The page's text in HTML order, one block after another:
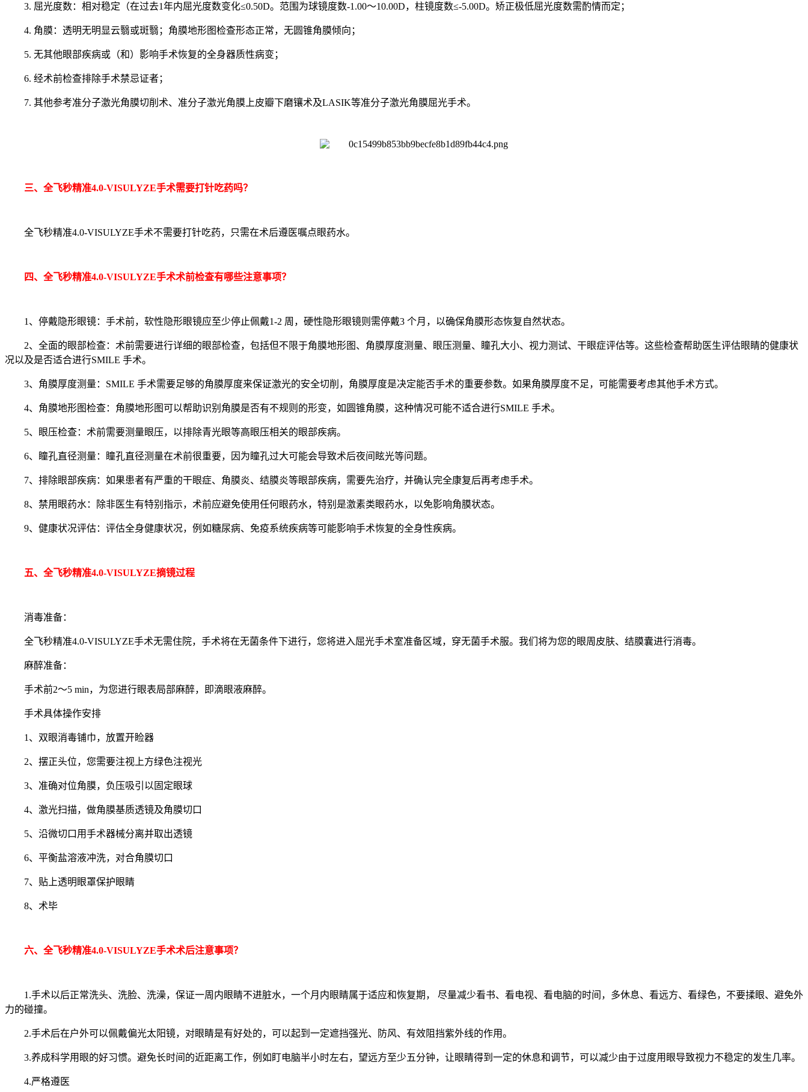
3. 屈光度数：相对稳定（在过去1年内屈光度数变化≤0.50D。范围为球镜度数-1.00～10.00D，柱镜度数≤-5.00D。矫正极低屈光度数需酌情而定；
4. 角膜：透明无明显云翳或斑翳；角膜地形图检查形态正常，无圆锥角膜倾向；
5. 无其他眼部疾病或（和）影响手术恢复的全身器质性病变；
6. 经术前检查排除手术禁忌证者；
7. 其他参考准分子激光角膜切削术、准分子激光角膜上皮瓣下磨镶术及LASIK等准分子激光角膜屈光手术。
三、全飞秒精准4.0-VISULYZE手术需要打针吃药吗？
全飞秒精准4.0-VISULYZE手术不需要打针吃药，只需在术后遵医嘱点眼药水。
四、全飞秒精准4.0-VISULYZE手术术前检查有哪些注意事项？
1、停戴隐形眼镜：手术前，软性隐形眼镜应至少停止佩戴1-2 周，硬性隐形眼镜则需停戴3 个月，以确保角膜形态恢复自然状态。
2、全面的眼部检查：术前需要进行详细的眼部检查，包括但不限于角膜地形图、角膜厚度测量、眼压测量、瞳孔大小、视力测试、干眼症评估等。这些检查帮助医生评估眼睛的健康状
况以及是否适合进行SMILE 手术。
3、角膜厚度测量：SMILE 手术需要足够的角膜厚度来保证激光的安全切削，角膜厚度是决定能否手术的重要参数。如果角膜厚度不足，可能需要考虑其他手术方式。
4、角膜地形图检查：角膜地形图可以帮助识别角膜是否有不规则的形变，如圆锥角膜，这种情况可能不适合进行SMILE 手术。
5、眼压检查：术前需要测量眼压，以排除青光眼等高眼压相关的眼部疾病。
6、瞳孔直径测量：瞳孔直径测量在术前很重要，因为瞳孔过大可能会导致术后夜间眩光等问题。
7、排除眼部疾病：如果患者有严重的干眼症、角膜炎、结膜炎等眼部疾病，需要先治疗，并确认完全康复后再考虑手术。
8、禁用眼药水：除非医生有特别指示，术前应避免使用任何眼药水，特别是激素类眼药水，以免影响角膜状态。
9、健康状况评估：评估全身健康状况，例如糖尿病、免疫系统疾病等可能影响手术恢复的全身性疾病。
五、全飞秒精准4.0-VISULYZE摘镜过程
消毒准备：
全飞秒精准4.0-VISULYZE手术无需住院，手术将在无菌条件下进行，您将进入屈光手术室准备区域，穿无菌手术服。我们将为您的眼周皮肤、结膜囊进行消毒。
麻醉准备：
手术前2～5 min，为您进行眼表局部麻醉，即滴眼液麻醉。
手术具体操作安排
1、双眼消毒铺巾，放置开睑器
2、摆正头位，您需要注视上方绿色注视光
3、准确对位角膜，负压吸引以固定眼球
4、激光扫描，做角膜基质透镜及角膜切口
5、沿微切口用手术器械分离并取出透镜
6、平衡盐溶液冲洗，对合角膜切口
7、贴上透明眼罩保护眼睛
8、术毕
六、全飞秒精准4.0-VISULYZE手术术后注意事项？
1.手术以后正常洗头、洗脸、洗澡，保证一周内眼睛不进脏水，一个月内眼睛属于适应和恢复期， 尽量减少看书、看电视、看电脑的时间，多休息、看远方、看绿色，不要揉眼、避免外
力的碰撞。
2.手术后在户外可以佩戴偏光太阳镜，对眼睛是有好处的，可以起到一定遮挡强光、防风、有效阻挡紫外线的作用。
3.养成科学用眼的好习惯。避免长时间的近距离工作，例如盯电脑半小时左右，望远方至少五分钟，让眼睛得到一定的休息和调节，可以减少由于过度用眼导致视力不稳定的发生几率。
4.严格遵医